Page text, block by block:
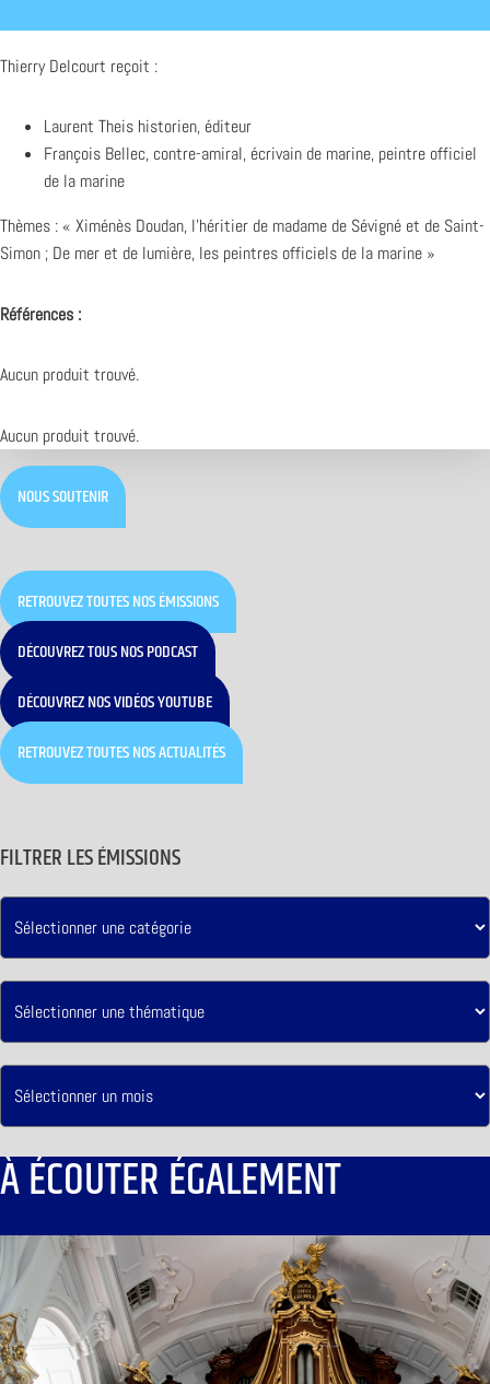
Thierry Delcourt reçoit :
Laurent Theis historien, éditeur
François Bellec, contre-amiral, écrivain de marine, peintre officiel
de la marine
Thèmes : « Ximénès Doudan, l’héritier de madame de Sévigné et de Saint-
Simon ; De mer et de lumière, les peintres officiels de la marine »
Références :
Aucun produit trouvé.
Aucun produit trouvé.
NOUS SOUTENIR
RETROUVEZ TOUTES NOS ÉMISSIONS
DÉCOUVREZ TOUS NOS PODCAST
DÉCOUVREZ NOS VIDÉOS YOUTUBE
RETROUVEZ TOUTES NOS ACTUALITÉS
FILTRER LES ÉMISSIONS
À ÉCOUTER ÉGALEMENT